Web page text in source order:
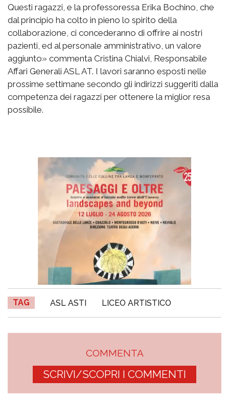
Questi ragazzi, e la professoressa Erika Bochino, che
dal principio ha colto in pieno lo spirito della
collaborazione, ci concederanno di offrire ai nostri
pazienti, ed al personale amministrativo, un valore
aggiunto» commenta Cristina Chialvi, Responsabile
Affari Generali ASL AT. I lavori saranno esposti nelle
prossime settimane secondo gli indirizzi suggeriti dalla
competenza dei ragazzi per ottenere la miglior resa
possibile.
TAG ASL ASTI LICEO ARTISTICO
COMMENTA
SCRIVI/SCOPRI I COMMENTI